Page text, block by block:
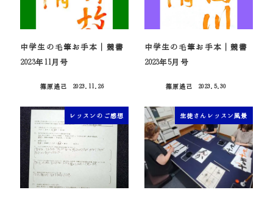
中学生の毛筆お手本｜競書
2023年11月号
篠原遙己
2023.11.26
中学生の毛筆お手本｜競書
2023年5月号
篠原遙己
2023.5.30
レッスンのご感想 生徒さんレッスン風景